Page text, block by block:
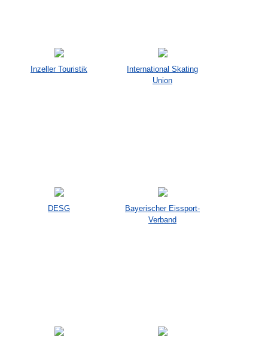
Inzeller Touristik
International Skating
Union
DESG
Bayerischer Eissport-
Verband